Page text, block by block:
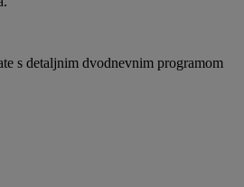
s detaljnim dvodnevnim programom